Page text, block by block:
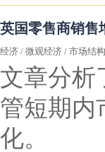
英国零售商销售
经济 / 微观经济 / 市场结构
文章分析
管短期内
化。